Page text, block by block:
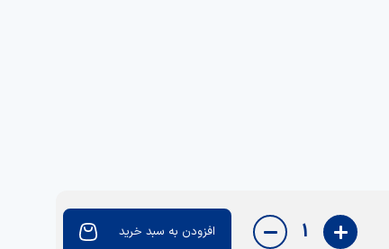
1 افزودن به سبد خرید